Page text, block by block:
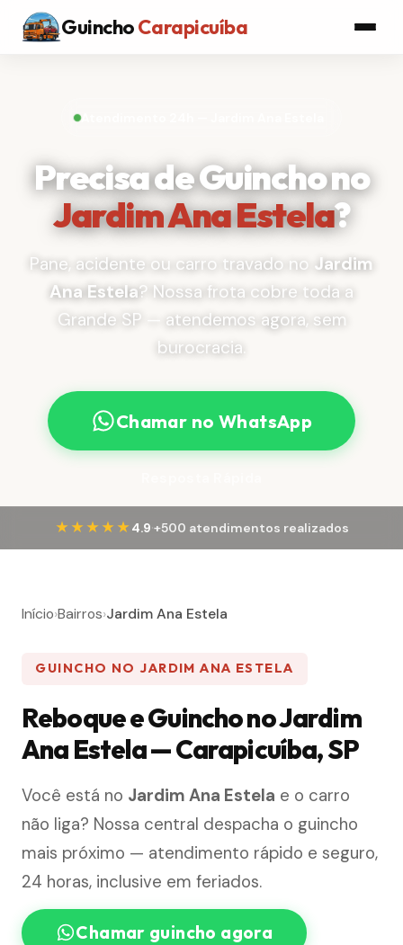
GuinchoCarapicuíba
Atendimento 24h — Jardim Ana Estela
Precisa de Guincho no
Jardim Ana Estela?
Pane, acidente ou carro travado no Jardim
Ana Estela? Nossa frota cobre toda a
Grande SP — atendemos agora, sem
burocracia.
Chamar no WhatsApp
★★★★★ 4.9·+500 atendimentos realizados
Início›Bairros›Jardim Ana Estela
GUINCHO NO JARDIM ANA ESTELA
Reboque e Guincho no Jardim
Ana Estela — Carapicuíba, SP
Você está no Jardim Ana Estela e o carro
não liga? Nossa central despacha o guincho
mais próximo — atendimento rápido e seguro,
24 horas, inclusive em feriados.
Chamar guincho agora